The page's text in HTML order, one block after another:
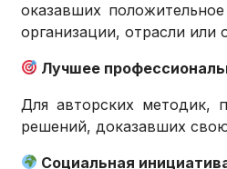
оказавших
организации, отрасли или
Лучшее
Для авторских методик,
решений, доказавших
Социальная